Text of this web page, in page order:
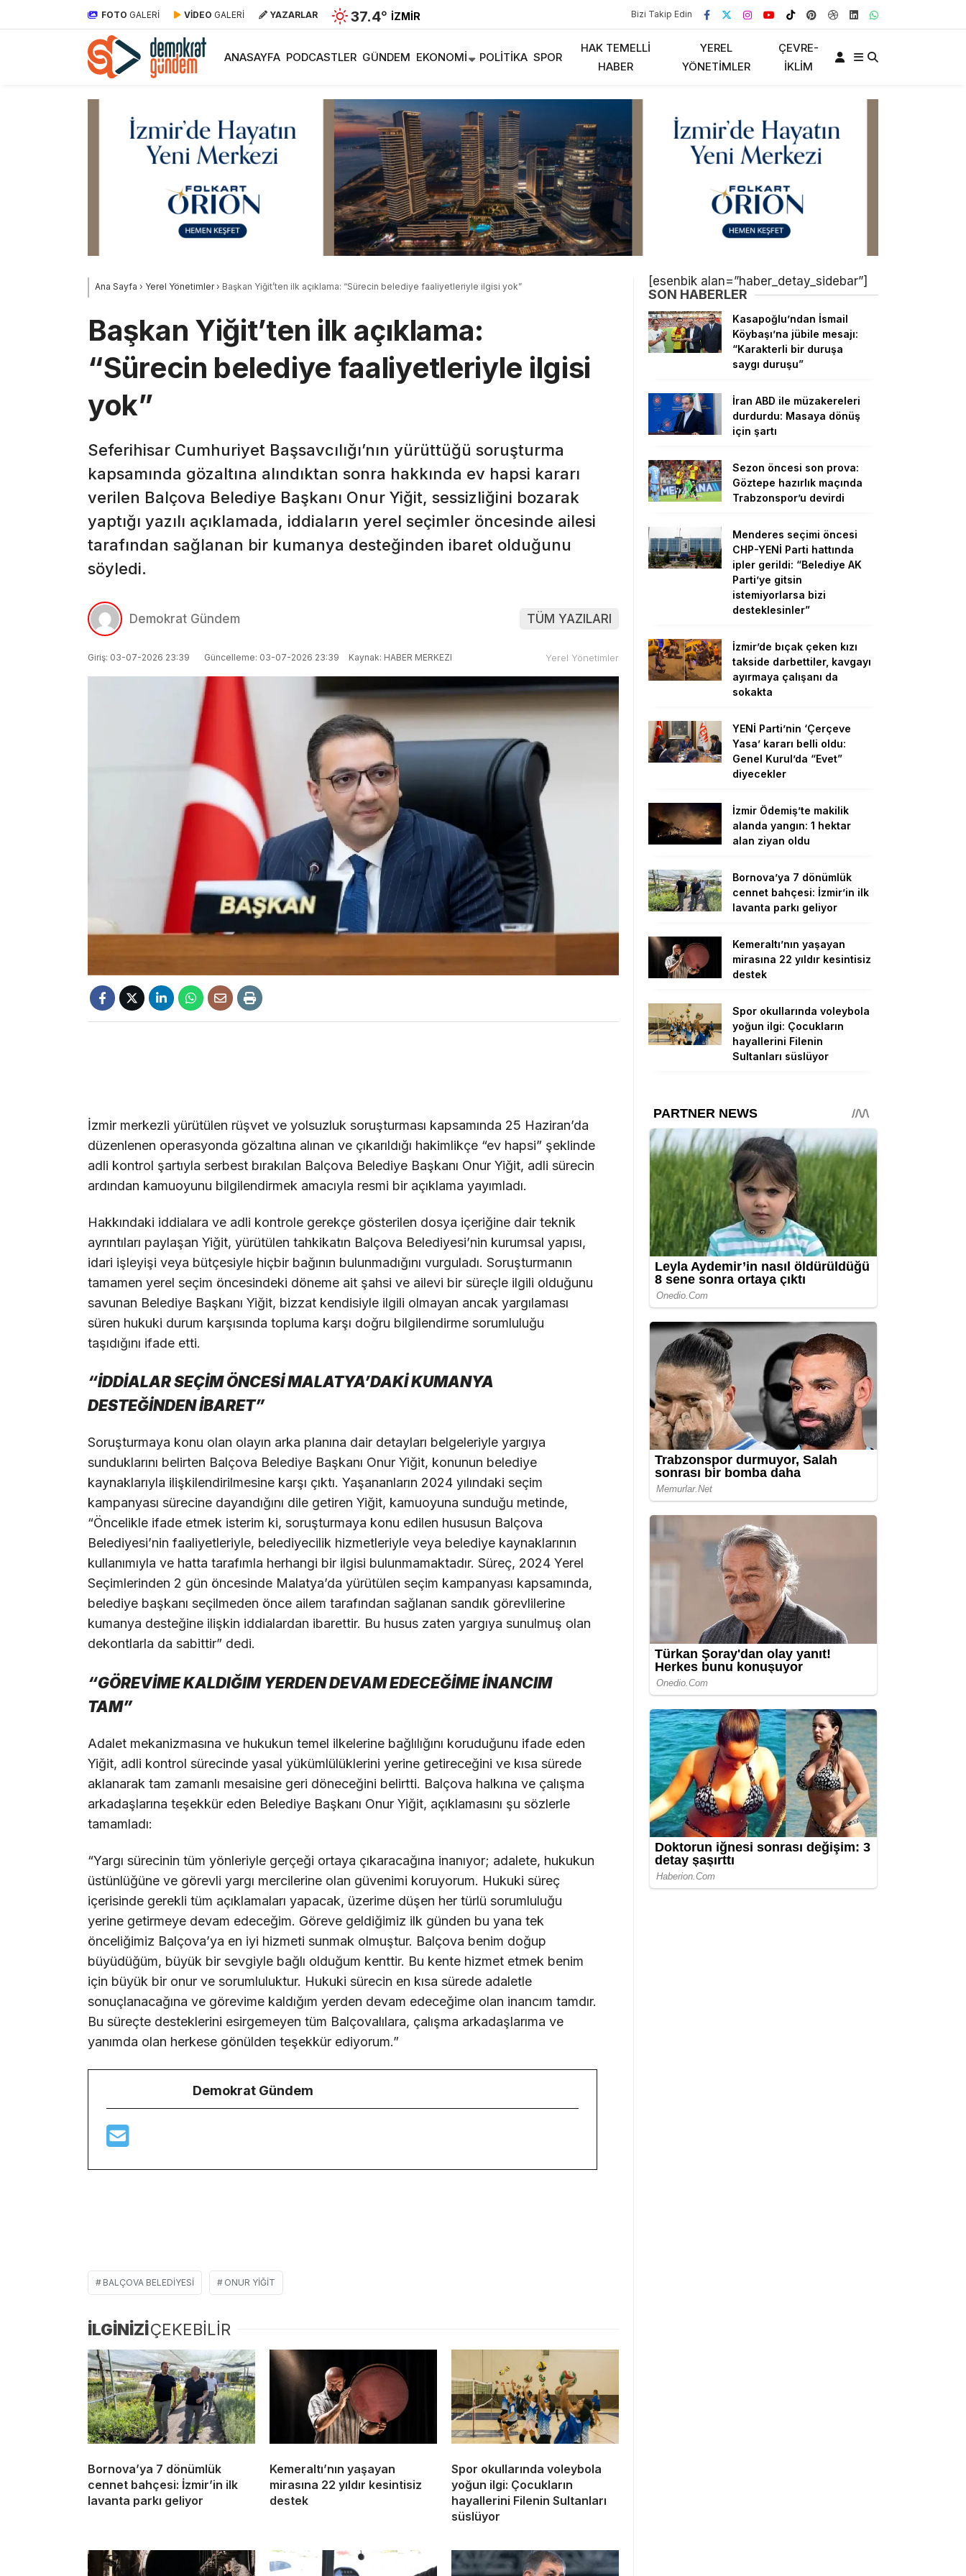
FOTO GALERİ VİDEO GALERİ YAZARLAR 37.4° İZMIR Bizi Takip Edin
ANASAYFA PODCASTLER GÜNDEM EKONOMI POLITIKA SPOR
HAK TEMELLI
HABER
YEREL
YÖNETIMLER
ÇEVRE-
İKLIM
Ana Sayfa › Yerel Yönetimler› Başkan Yiğit’ten ilk açıklama: “Sürecin belediye faaliyetleriyle ilgisi yok”
Başkan Yiğit’ten ilk açıklama:
“Sürecin belediye faaliyetleriyle ilgisi
yok”
Seferihisar Cumhuriyet Başsavcılığı’nın yürüttüğü soruşturma
kapsamında gözaltına alındıktan sonra hakkında ev hapsi kararı
verilen Balçova Belediye Başkanı Onur Yiğit, sessizliğini bozarak
yaptığı yazılı açıklamada, iddiaların yerel seçimler öncesinde ailesi
tarafından sağlanan bir kumanya desteğinden ibaret olduğunu
söyledi.
Demokrat Gündem TÜM YAZILARI
Giriş: 03-07-2026 23:39 Güncelleme: 03-07-2026 23:39 Kaynak: HABER MERKEZI Yerel Yönetimler
İzmir merkezli yürütülen rüşvet ve yolsuzluk soruşturması kapsamında 25 Haziran’da
düzenlenen operasyonda gözaltına alınan ve çıkarıldığı hakimlikçe “ev hapsi” şeklinde
adli kontrol şartıyla serbest bırakılan Balçova Belediye Başkanı Onur Yiğit, adli sürecin
ardından kamuoyunu bilgilendirmek amacıyla resmi bir açıklama yayımladı.
Hakkındaki iddialara ve adli kontrole gerekçe gösterilen dosya içeriğine dair teknik
ayrıntıları paylaşan Yiğit, yürütülen tahkikatın Balçova Belediyesi’nin kurumsal yapısı,
idari işleyişi veya bütçesiyle hiçbir bağının bulunmadığını vurguladı. Soruşturmanın
tamamen yerel seçim öncesindeki döneme ait şahsi ve ailevi bir süreçle ilgili olduğunu
savunan Belediye Başkanı Yiğit, bizzat kendisiyle ilgili olmayan ancak yargılaması
süren hukuki durum karşısında topluma karşı doğru bilgilendirme sorumluluğu
taşıdığını ifade etti.
“İDDİALAR SEÇİM ÖNCESİ MALATYA’DAKİ KUMANYA
DESTEĞİNDEN İBARET”
Soruşturmaya konu olan olayın arka planına dair detayları belgeleriyle yargıya
sunduklarını belirten Balçova Belediye Başkanı Onur Yiğit, konunun belediye
kaynaklarıyla ilişkilendirilmesine karşı çıktı. Yaşananların 2024 yılındaki seçim
kampanyası sürecine dayandığını dile getiren Yiğit, kamuoyuna sunduğu metinde,
“Öncelikle ifade etmek isterim ki, soruşturmaya konu edilen hususun Balçova
Belediyesi’nin faaliyetleriyle, belediyecilik hizmetleriyle veya belediye kaynaklarının
kullanımıyla ve hatta tarafımla herhangi bir ilgisi bulunmamaktadır. Süreç, 2024 Yerel
Seçimlerinden 2 gün öncesinde Malatya’da yürütülen seçim kampanyası kapsamında,
belediye başkanı seçilmeden önce ailem tarafından sağlanan sandık görevlilerine
kumanya desteğine ilişkin iddialardan ibarettir. Bu husus zaten yargıya sunulmuş olan
dekontlarla da sabittir” dedi.
“GÖREVİME KALDIĞIM YERDEN DEVAM EDECEĞİME İNANCIM
TAM”
Adalet mekanizmasına ve hukukun temel ilkelerine bağlılığını koruduğunu ifade eden
Yiğit, adli kontrol sürecinde yasal yükümlülüklerini yerine getireceğini ve kısa sürede
aklanarak tam zamanlı mesaisine geri döneceğini belirtti. Balçova halkına ve çalışma
arkadaşlarına teşekkür eden Belediye Başkanı Onur Yiğit, açıklamasını şu sözlerle
tamamladı:
“Yargı sürecinin tüm yönleriyle gerçeği ortaya çıkaracağına inanıyor; adalete, hukukun
üstünlüğüne ve görevli yargı mercilerine olan güvenimi koruyorum. Hukuki süreç
içerisinde gerekli tüm açıklamaları yapacak, üzerime düşen her türlü sorumluluğu
yerine getirmeye devam edeceğim. Göreve geldiğimiz ilk günden bu yana tek
önceliğimiz Balçova’ya en iyi hizmeti sunmak olmuştur. Balçova benim doğup
büyüdüğüm, büyük bir sevgiyle bağlı olduğum kenttir. Bu kente hizmet etmek benim
için büyük bir onur ve sorumluluktur. Hukuki sürecin en kısa sürede adaletle
sonuçlanacağına ve görevime kaldığım yerden devam edeceğime olan inancım tamdır.
Bu süreçte desteklerini esirgemeyen tüm Balçovalılara, çalışma arkadaşlarıma ve
yanımda olan herkese gönülden teşekkür ediyorum.”
Demokrat Gündem
BALÇOVA BELEDIYESI ONUR YIĞIT
İLGİNİZİÇEKEBİLİR
Bornova’ya 7 dönümlük
cennet bahçesi: İzmir’in ilk
lavanta parkı geliyor
Kemeraltı’nın yaşayan
mirasına 22 yıldır kesintisiz
destek
Spor okullarında voleybola
yoğun ilgi: Çocukların
hayallerini Filenin Sultanları
süslüyor
[esenbik alan=”haber_detay_sidebar”]
SON HABERLER
Kasapoğlu’ndan İsmail
Köybaşı’na jübile mesajı:
“Karakterli bir duruşa
saygı duruşu”
İran ABD ile müzakereleri
durdurdu: Masaya dönüş
için şartı
Sezon öncesi son prova:
Göztepe hazırlık maçında
Trabzonspor’u devirdi
Menderes seçimi öncesi
CHP-YENİ Parti hattında
ipler gerildi: “Belediye AK
Parti’ye gitsin
istemiyorlarsa bizi
desteklesinler”
İzmir’de bıçak çeken kızı
takside darbettiler, kavgayı
ayırmaya çalışanı da
sokakta
YENİ Parti’nin ‘Çerçeve
Yasa’ kararı belli oldu:
Genel Kurul’da “Evet”
diyecekler
İzmir Ödemiş’te makilik
alanda yangın: 1 hektar
alan ziyan oldu
Bornova’ya 7 dönümlük
cennet bahçesi: İzmir’in ilk
lavanta parkı geliyor
Kemeraltı’nın yaşayan
mirasına 22 yıldır kesintisiz
destek
Spor okullarında voleybola
yoğun ilgi: Çocukların
hayallerini Filenin
Sultanları süslüyor